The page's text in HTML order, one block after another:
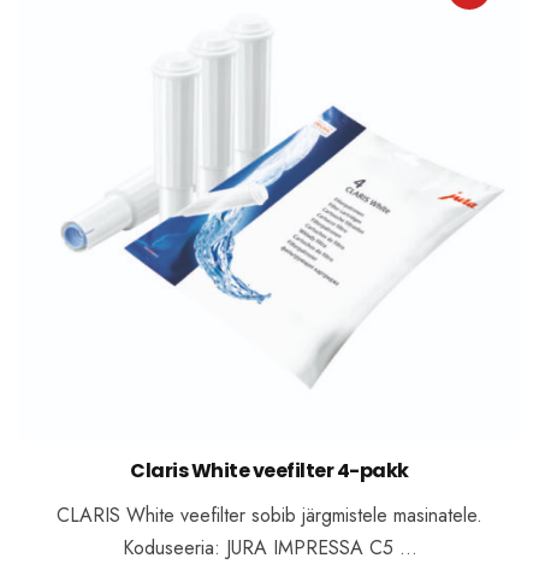
Claris White veefilter 4-pakk
CLARIS White veefilter sobib järgmistele masinatele.
Koduseeria: JURA IMPRESSA C5 …